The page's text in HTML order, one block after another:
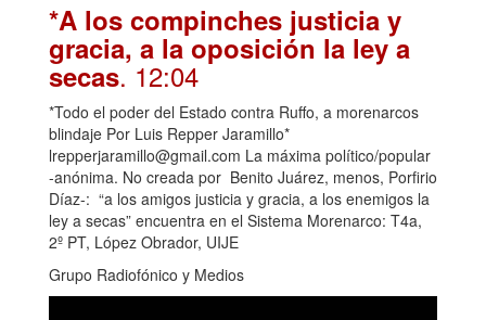
*A los compinches justicia y
gracia, a la oposición la ley a
secas. 12:04
*Todo el poder del Estado contra Ruffo, a morenarcos
blindaje Por Luis Repper Jaramillo*
lrepperjaramillo@gmail.com La máxima político/popular
-anónima. No creada por Benito Juárez, menos, Porfirio
Díaz-: “a los amigos justicia y gracia, a los enemigos la
ley a secas” encuentra en el Sistema Morenarco: T4a,
2º PT, López Obrador, UIJE
Grupo Radiofónico y Medios